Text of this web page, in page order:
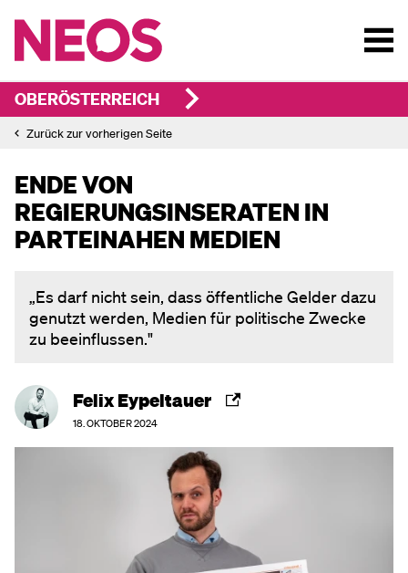
OBERÖSTERREICH
Zurück zur vorherigen Seite
ENDE VON
REGIERUNGSINSERATEN IN
PARTEINAHEN MEDIEN
„Es darf nicht sein, dass öffentliche Gelder dazu
genutzt werden, Medien für politische Zwecke
zu beeinflussen."
Felix Eypeltauer
18. OKTOBER 2024